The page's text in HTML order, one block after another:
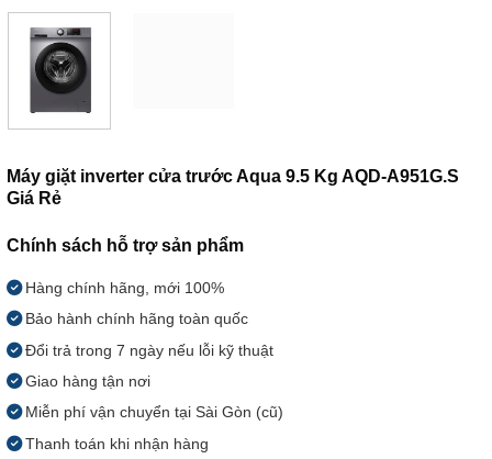
Máy giặt inverter cửa trước Aqua 9.5 Kg AQD-A951G.S
Giá Rẻ
Chính sách hỗ trợ sản phẩm
Hàng chính hãng, mới 100%
Bảo hành chính hãng toàn quốc
Đổi trả trong 7 ngày nếu lỗi kỹ thuật
Giao hàng tận nơi
Miễn phí vận chuyển tại Sài Gòn (cũ)
Thanh toán khi nhận hàng